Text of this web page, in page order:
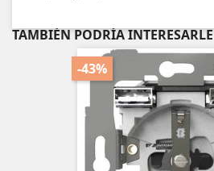
TAMBIÉN PODRÍA INTERESARLE
-43%